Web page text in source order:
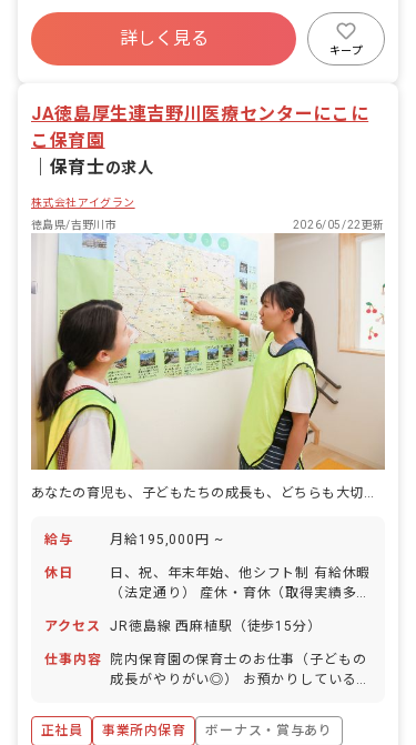
の計画・実行、お知らせの作成
福利厚生充実
産休育休制度
未経験歓迎
WEB面接OK
詳しく見る
キープ
JA徳島厚生連吉野川医療センターにこに
こ保育園
保育士の求人
株式会社アイグラン
徳島県/吉野川市
2026/05/22更新
給与 月給195,000円 ~
休日
日、祝、年末年始、他シフト制 有給休暇
（法定通り） 産休・育休（取得実績多
日
アクセス JR徳島線 西麻植駅（徒歩15分）
仕事内容
院内保育園の保育士のお仕事（子どもの
成長がやりがい◎） お預かりしている子
食事・睡眠・排泄・清潔・衣類の着脱等
・集団生活を通じた社会性の装着 ・行事
正社員 事業所内保育
ボーナス・賞与あり